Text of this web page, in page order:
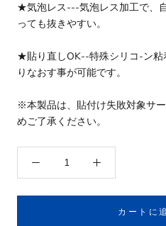
★気泡レス---気泡レス加工で、
っても抜きやすい。
★貼り直しOK--特殊シリコ-ン粘
りなおす事が可能です。
※本製品は、貼付け失敗対象サ
めご了承ください。
カートに